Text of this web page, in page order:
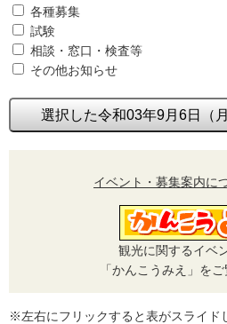
各種募集
試験
相談・窓口・検査等
その他お知らせ
選択した令和03年9月6日（
イベント・募集案内に
観光に関するイベ
「かんこうみえ」をご
※左右にフリックすると表がスライド